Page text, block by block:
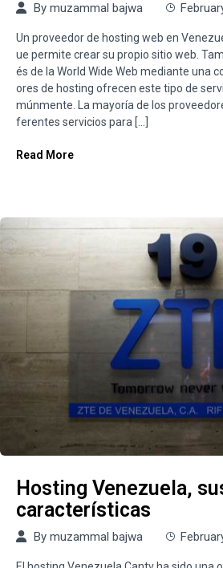
By muzammal bajwa
Un proveedor de hosting web en
ue permite crear su propio sitio web.
és de la World Wide Web mediante una
ores de hosting ofrecen este tipo de
múnmente. La mayoría de los
ferentes servicios para […]
Read More
Hosting Venezuela,
características
By muzammal bajwa